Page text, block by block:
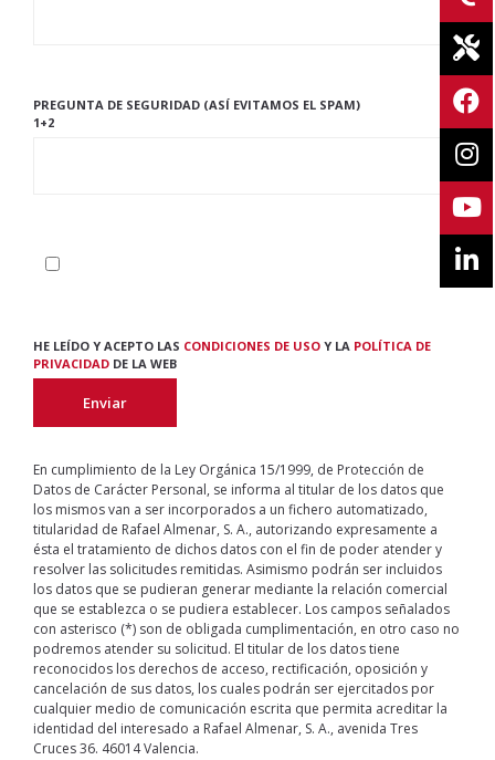
PREGUNTA DE SEGURIDAD (ASÍ EVITAMOS EL SPAM)
1+2
HE LEÍDO Y ACEPTO LAS CONDICIONES DE USO Y LA POLÍTICA DE
PRIVACIDAD DE LA WEB
En cumplimiento de la Ley Orgánica 15/1999, de Protección de
Datos de Carácter Personal, se informa al titular de los datos que
los mismos van a ser incorporados a un fichero automatizado,
titularidad de Rafael Almenar, S. A., autorizando expresamente a
ésta el tratamiento de dichos datos con el fin de poder atender y
resolver las solicitudes remitidas. Asimismo podrán ser incluidos
los datos que se pudieran generar mediante la relación comercial
que se establezca o se pudiera establecer. Los campos señalados
con asterisco (*) son de obligada cumplimentación, en otro caso no
podremos atender su solicitud. El titular de los datos tiene
reconocidos los derechos de acceso, rectificación, oposición y
cancelación de sus datos, los cuales podrán ser ejercitados por
cualquier medio de comunicación escrita que permita acreditar la
identidad del interesado a Rafael Almenar, S. A., avenida Tres
Cruces 36. 46014 Valencia.